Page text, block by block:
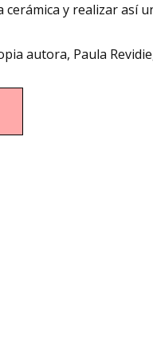
y realizar así
autora, Paula